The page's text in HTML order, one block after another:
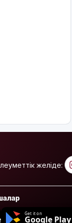
желіде:
Get it on
Google Play